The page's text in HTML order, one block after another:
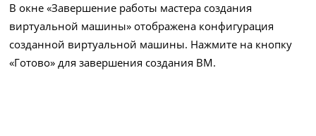
В окне «Завершение работы мастера создания
виртуальной машины» отображена конфигурация
созданной виртуальной машины. Нажмите на кнопку
«Готово» для завершения создания ВМ.